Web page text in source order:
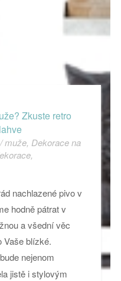
Zkuste retro
muže, Dekorace na
,
nachlazené pivo v
hodně pátrat v
a všední věc
Vaše blízké.
nejenom
jistě i stylovým